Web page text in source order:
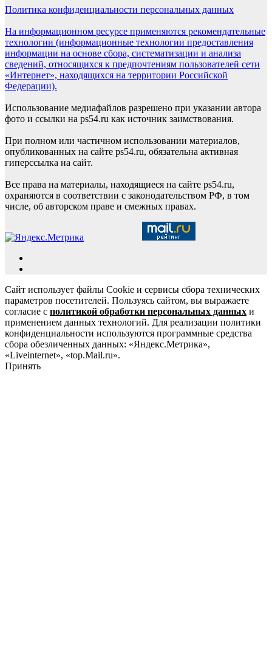
Политика конфиденциальности персональных данных
На информационном ресурсе применяются рекомендательные
технологии (информационные технологии предоставления
информации на основе сбора, систематизации и анализа
сведений, относящихся к предпочтениям пользователей сети
«Интернет», находящихся на территории Российской
Федерации).
Использование медиафайлов разрешено при указании автора
фото и ссылки на ps54.ru как источник заимствования.
При полном или частичном использовании материалов,
опубликованных на сайте ps54.ru, обязательна активная
гиперссылка на сайт.
Все права на материалы, находящиеся на сайте ps54.ru,
охраняются в соответствии с законодательством РФ, в том
числе, об авторском праве и смежных правах.
Сайт использует файлы Cookie и сервисы сбора технических
параметров посетителей. Пользуясь сайтом, вы выражаете
согласие с политикой обработки персональных данных и
применением данных технологий. Для реализации политики
конфиденциальности используются программные средства
сбора обезличенных данных: «Яндекс.Метрика»,
«Liveinternet», «top.Mail.ru».
Принять